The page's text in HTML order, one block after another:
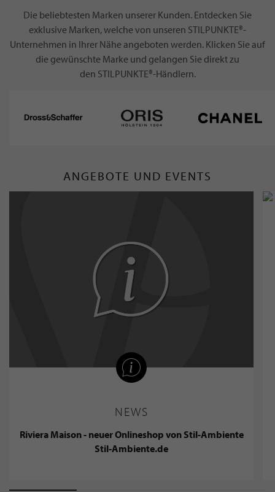
Die beliebtesten Marken unserer Kunden. Entdecken Sie
exklusive Marken, welche von unseren STILPUNKTE®-
Unternehmen in Ihrer Nähe angeboten werden. Klicken Sie auf
die gewünschte Marke und gelangen Sie direkt zu
den STILPUNKTE®-Händlern.
ANGEBOTE UND EVENTS
NEWS
Riviera Maison - neuer Onlineshop von Stil-Ambiente
Stil-Ambiente.de